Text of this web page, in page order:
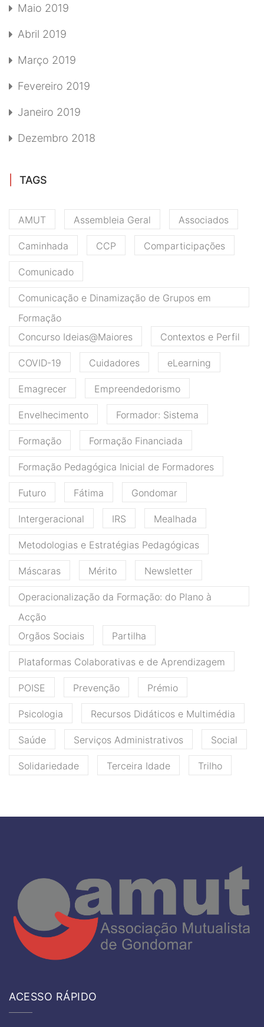
Maio 2019
Abril 2019
Março 2019
Fevereiro 2019
Janeiro 2019
Dezembro 2018
TAGS
AMUT Assembleia Geral Associados
Caminhada CCP Comparticipações
Comunicado
Comunicação e Dinamização de Grupos em
Formação
Concurso Ideias@Maiores
Contextos e Perfil
COVID-19 Cuidadores eLearning
Emagrecer Empreendedorismo
Envelhecimento Formador: Sistema
Formação Formação Financiada
Formação Pedagógica Inicial de Formadores
Futuro Fátima Gondomar
Intergeracional IRS Mealhada
Metodologias e Estratégias Pedagógicas
Máscaras Mérito Newsletter
Operacionalização da Formação: do Plano à
Acção
Orgãos Sociais
Partilha
Plataformas Colaborativas e de Aprendizagem
POISE Prevenção Prémio
Psicologia Recursos Didáticos e Multimédia
Saúde Serviços Administrativos Social
Solidariedade Terceira Idade Trilho
ACESSO RÁPIDO